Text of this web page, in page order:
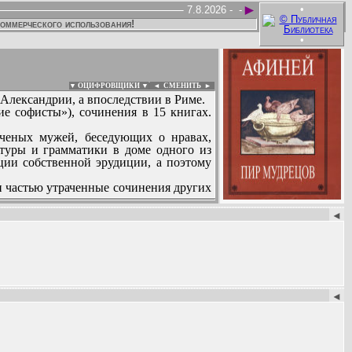
•
•
►
-
7.8.2026 -
использования!
▼ ОЦИФРОВЩИКИ ▼ ◄ СМЕНИТЬ ►
а впоследствии в Риме.
софисты»), сочинения в 15 книгах.
мужей, беседующих о нравах,
и грамматики в доме одного из
собственной эрудиции, а поэтому
утраченные сочинения других
:
◄
◄